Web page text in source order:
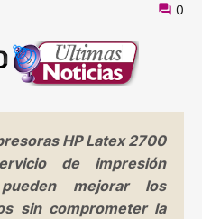
0
HP Latex 2700
de impresión
mejorar los
sin comprometer la